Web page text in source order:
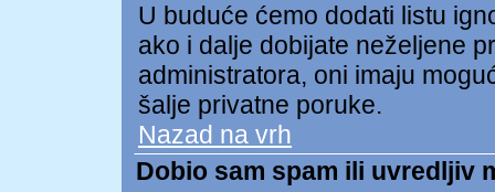
U buduće ćemo dodati listu
ako i dalje dobijate neželjene
administratora, oni imaju
šalje privatne poruke.
Nazad na vrh
Dobio sam spam ili uvredljiv